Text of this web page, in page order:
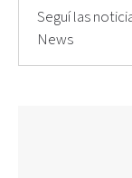
Seguí las
News